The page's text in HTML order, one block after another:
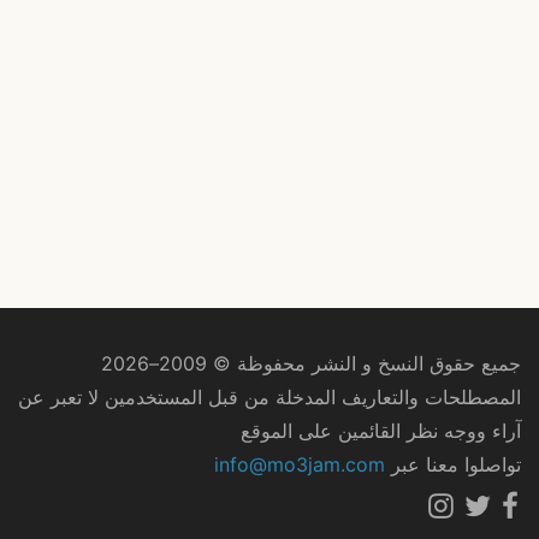
جميع حقوق النسخ و النشر محفوظة © 2009–2026
المصطلحات والتعاريف المدخلة من قبل المستخدمين لا تعبر عن
آراء ووجه نظر القائمين على الموقع
تواصلوا معنا عبر info@mo3jam.com